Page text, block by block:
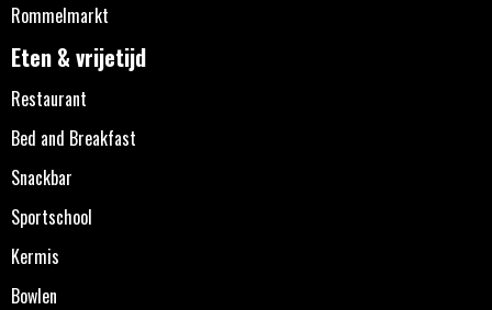
Rommelmarkt
Eten & vrijetijd
Restaurant
Bed and Breakfast
Snackbar
Sportschool
Kermis
Bowlen